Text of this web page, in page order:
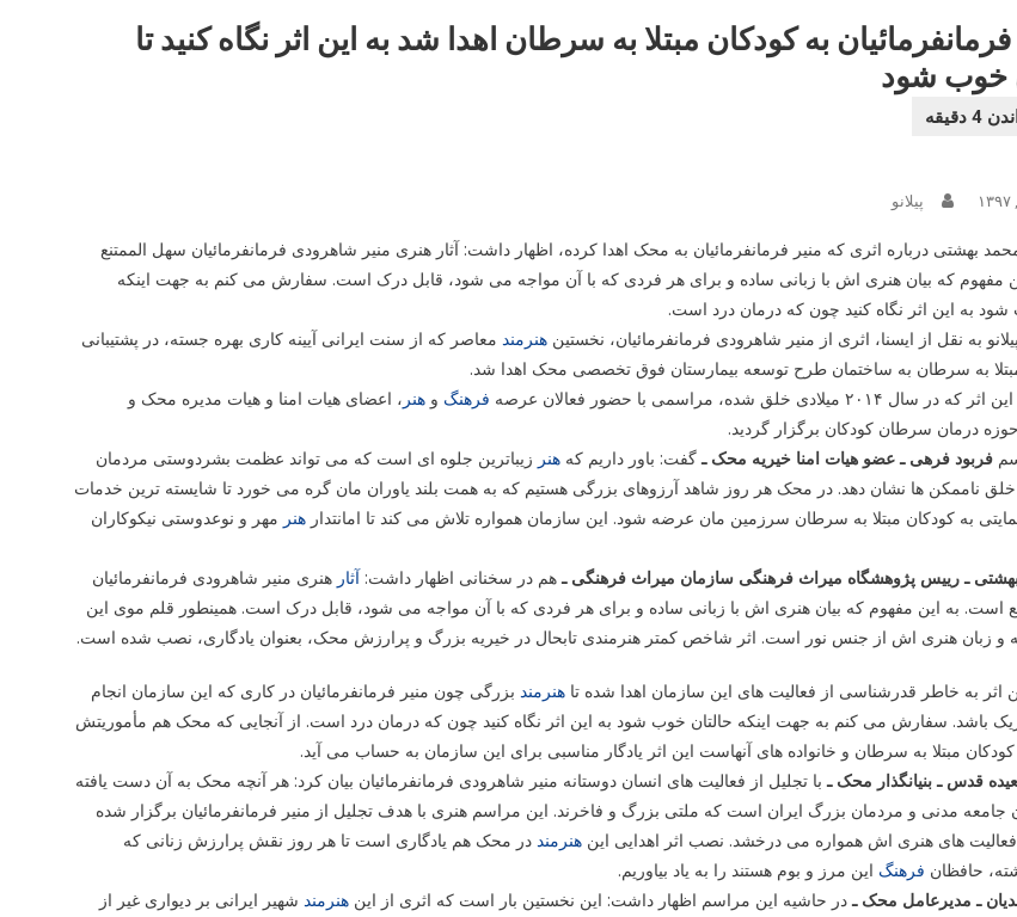
فرمانفرمائیان به کودکان مبتلا به سرطان اهدا شد به این اثر نگاه کنید تا
خوب شود
پیلانو
محمد بهشتی درباره اثری که منیر فرمانفرمائیان به محک اهدا کرده، اظهار داشت: آثار هنری منیر شاهرودی فرمانفرمائیان سهل الممتنع
مفهوم که بیان هنری اش با زبانی ساده و برای هر فردی که با آن مواجه می شود، قابل درک است. سفارش می کنم به جهت اینکه
شود به این اثر نگاه کنید چون که درمان درد است.
به نقل از ایسنا، اثری از منیر شاهرودی فرمانفرمائیان، نخستین هنرمند معاصر که از سنت ایرانی آیینه کاری بهره جسته، در پشتیبانی
به سرطان به ساختمان طرح توسعه بیمارستان فوق تخصصی محک اهدا شد.
میلادی خلق شده، مراسمی با حضور فعالان عرصه
فرهنگ و هنر ، اعضای هیات امنا و هیات مدیره محک و
درمان سرطان کودکان برگزار گردید.
فربود فرهی ـ عضو هیات امنا خیریه محک ـگفت: باور داریم که هنر زیباترین جلوه ای است که می تواند عظمت بشردوستی مردمان
خلق ناممکن ها نشان دهد. در محک هر روز شاهد آرزوهای بزرگی هستیم که به همت بلند یاوران مان گره می خورد تا شایسته ترین خدمات
به کودکان مبتلا به سرطان سرزمین مان عرضه شود. این سازمان همواره تلاش می کند تا امانتدار هنر مهر و نوعدوستی نیکوکاران
ـ رییس پژوهشگاه میراث فرهنگی سازمان میراث فرهنگی ـهم در سخنانی اظهار داشت:آثار هنری منیر شاهرودی فرمانفرمائیان
است. به این مفهوم که بیان هنری اش با زبانی ساده و برای هر فردی که با آن مواجه می شود، قابل درک است. همینطور قلم موی این
و زبان هنری اش از جنس نور است. اثر شاخص کمتر هنرمندی تابحال در خیریه بزرگ و پرارزش محک، بعنوان یادگاری، نصب شده است.
اثر به خاطر قدرشناسی از فعالیت های این سازمان اهدا شده تا هنرمند بزرگی چون منیر فرمانفرمائیان در کاری که این سازمان انجام
باشد. سفارش می کنم به جهت اینکه حالتان خوب شود به این اثر نگاه کنید چون که درمان درد است. از آنجایی که محک هم مأموریتش
کودکان مبتلا به سرطان و خانواده های آنهاست این اثر یادگار مناسبی برای این سازمان به حساب می آید.
قدس ـ بنیانگذار محک ـ با تجلیل از فعالیت های انسان دوستانه منیر شاهرودی فرمانفرمائیان بیان کرد: هر آنچه محک به آن دست یافته
مدنی و مردمان بزرگ ایران است که ملتی بزرگ و فاخرند. این مراسم هنری با هدف تجلیل از منیر فرمانفرمائیان برگزار شده
های هنری اش همواره می درخشد. نصب اثر اهدایی این هنرمند در محک هم یادگاری است تا هر روز نقش پرارزش زنانی که
حافظان فرهنگ این مرز و بوم هستند را به یاد بیاوریم.
ـ مدیرعامل محک ـدر حاشیه این مراسم اظهار داشت: این نخستین بار است که اثری از این هنرمند شهیر ایرانی بر دیواری غیر از